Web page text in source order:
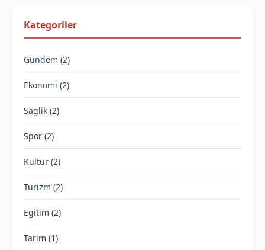
Kategoriler
Gundem (2)
Ekonomi (2)
Saglik (2)
Spor (2)
Kultur (2)
Turizm (2)
Egitim (2)
Tarim (1)